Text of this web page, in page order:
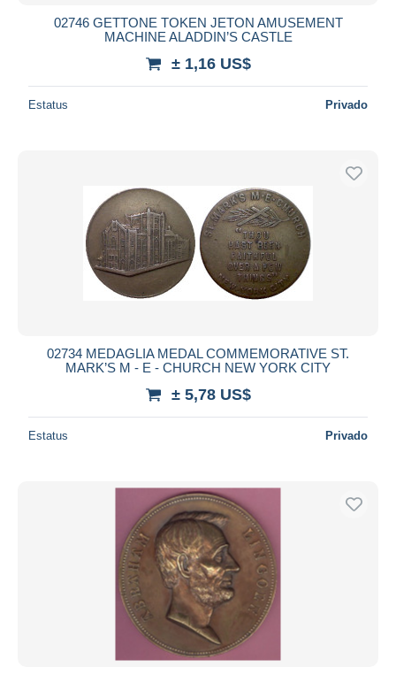
02746 GETTONE TOKEN JETON AMUSEMENT
MACHINE ALADDIN’S CASTLE
± 1,16 US$
Estatus Privado
02734 MEDAGLIA MEDAL COMMEMORATIVE ST.
MARK’S M - E - CHURCH NEW YORK CITY
± 5,78 US$
Estatus Privado